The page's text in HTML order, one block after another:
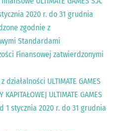
2020 r. do 31 grudnia
zgodnie z
Standardami
Finansowej zatwierdzonymi
działalności ULTIMATE GAMES
KAPITAŁOWEJ ULTIMATE GAMES
1 stycznia 2020 r. do 31 grudnia